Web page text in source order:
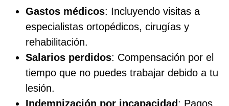
Gastos médicos: Incluyendo visitas a
especialistas ortopédicos, cirugías y
rehabilitación.
Salarios perdidos: Compensación por el
tiempo que no puedes trabajar debido a tu
lesión.
Indemnización por incapacidad: Pagos